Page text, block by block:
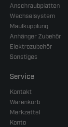
Anschraubplatten
Wechselsystem
Maulkupplung
Anhänger Zubehör
Elektrozubehör
Sonstiges
Service
Kontakt
Warenkorb
Merkzettel
Konto